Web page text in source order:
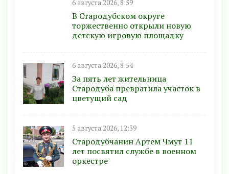
6 августа 2026, 8:59
В Стародубском округе
торжественно открыли новую
детскую игровую площадку
6 августа 2026, 8:54
За пять лет жительница
Стародуба превратила участок в
цветущий сад
5 августа 2026, 12:39
Стародубчанин Артем Чмут 11
лет посвятил службе в военном
оркестре